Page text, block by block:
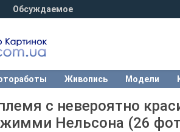
Обсуждаемое
Живопись Модели
с невероятно
Нельсона (26